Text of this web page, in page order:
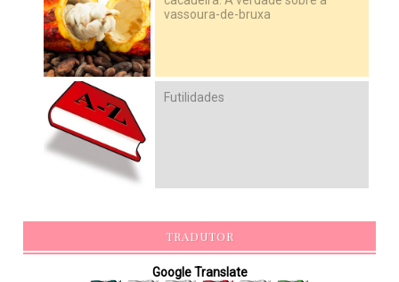
vassoura-de-bruxa
Futilidades
TRADUTOR
Google Translate